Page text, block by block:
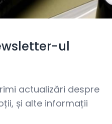
ul
actualizări despre
și alte informații